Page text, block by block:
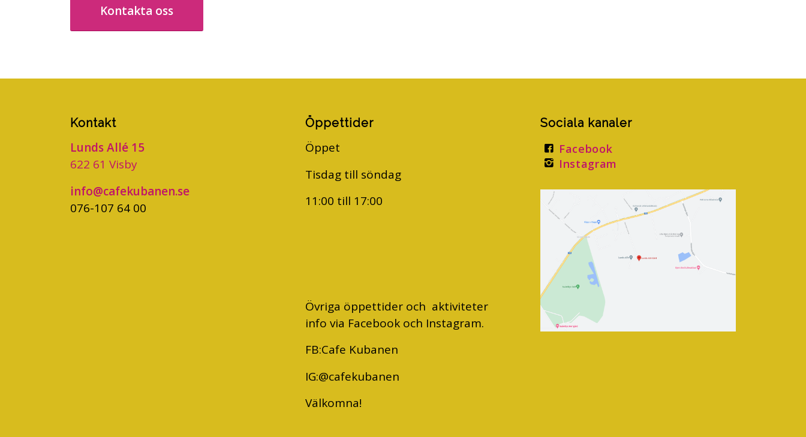
Kontakta oss
Kontakt
Lunds Allé 15
622 61 Visby
info@cafekubanen.se
076-107 64 00
Öppettider
Öppet
Tisdag till söndag
11:00 till 17:00
Övriga öppettider och aktiviteter
info via Facebook och Instagram.
FB:Cafe Kubanen
IG:@cafekubanen
Välkomna!
Sociala kanaler
Facebook
Instagram